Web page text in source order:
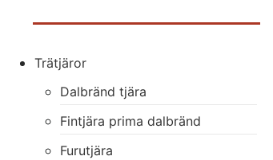
Trätjäror
Dalbränd tjära
Fintjära prima dalbränd
Furutjära